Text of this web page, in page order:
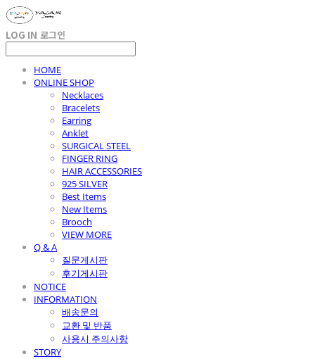
LOG IN 로그인
HOME
ONLINE SHOP
Necklaces
Bracelets
Earring
Anklet
SURGICAL STEEL
FINGER RING
HAIR ACCESSORIES
925 SILVER
Best Items
New Items
Brooch
VIEW MORE
Q & A
질문게시판
후기게시판
NOTICE
INFORMATION
배송문의
교환 및 반품
사용시 주의사항
STORY